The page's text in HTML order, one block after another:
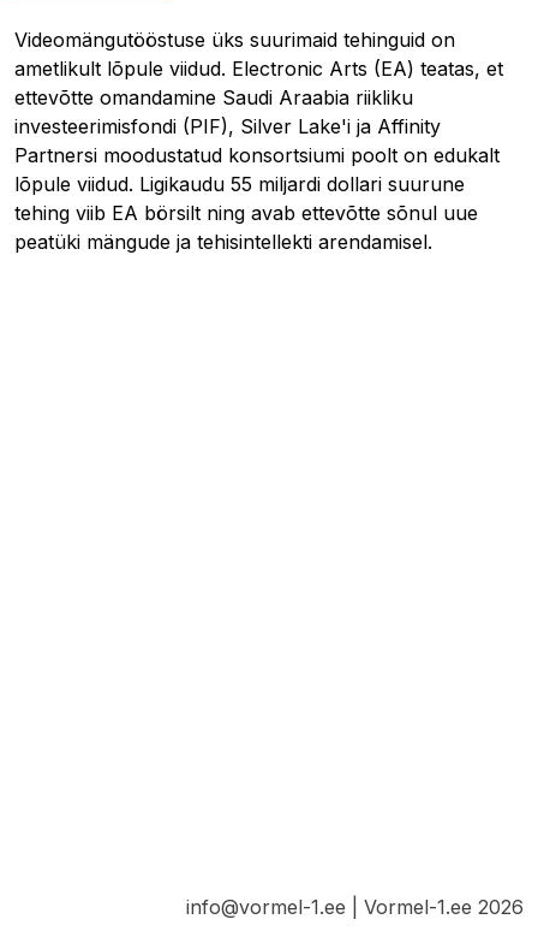
Videomängutööstuse üks suurimaid tehinguid on
ametlikult lõpule viidud. Electronic Arts (EA) teatas, et
ettevõtte omandamine Saudi Araabia riikliku
investeerimisfondi (PIF), Silver Lake'i ja Affinity
Partnersi moodustatud konsortsiumi poolt on edukalt
lõpule viidud. Ligikaudu 55 miljardi dollari suurune
tehing viib EA börsilt ning avab ettevõtte sõnul uue
peatüki mängude ja tehisintellekti arendamisel.
info@vormel-1.ee | Vormel-1.ee 2026